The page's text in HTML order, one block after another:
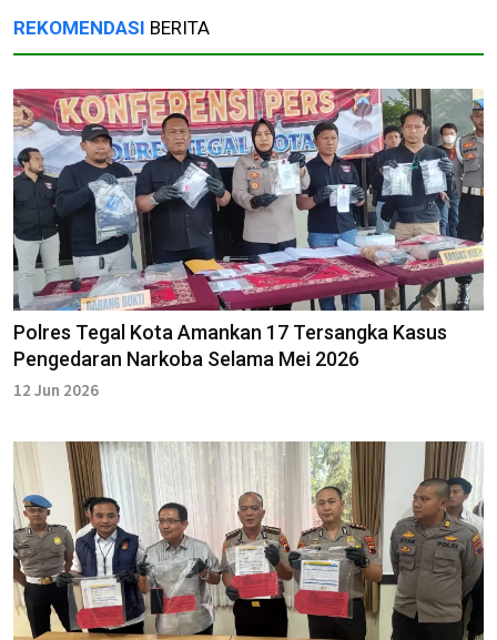
REKOMENDASI BERITA
Polres Tegal Kota Amankan 17 Tersangka Kasus
Pengedaran Narkoba Selama Mei 2026
12 Jun 2026